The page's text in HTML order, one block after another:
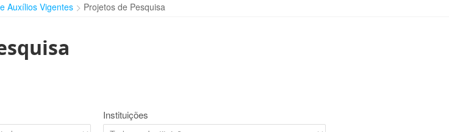
Auxílios Vigentes Projetos de Pesquisa
Instituições